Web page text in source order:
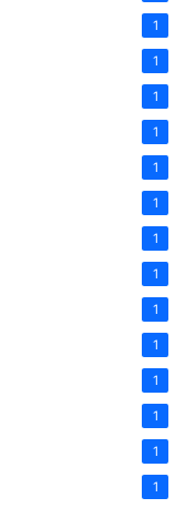
1
1
1
1
1
1
1
1
1
1
1
1
1
1